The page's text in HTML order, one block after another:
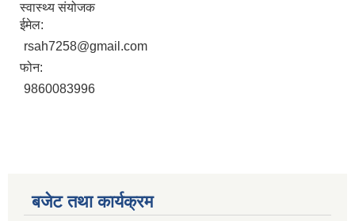
स्वास्थ्य संयोजक
ईमेल:
rsah7258@gmail.com
फोन:
9860083996
बजेट तथा कार्यक्रम